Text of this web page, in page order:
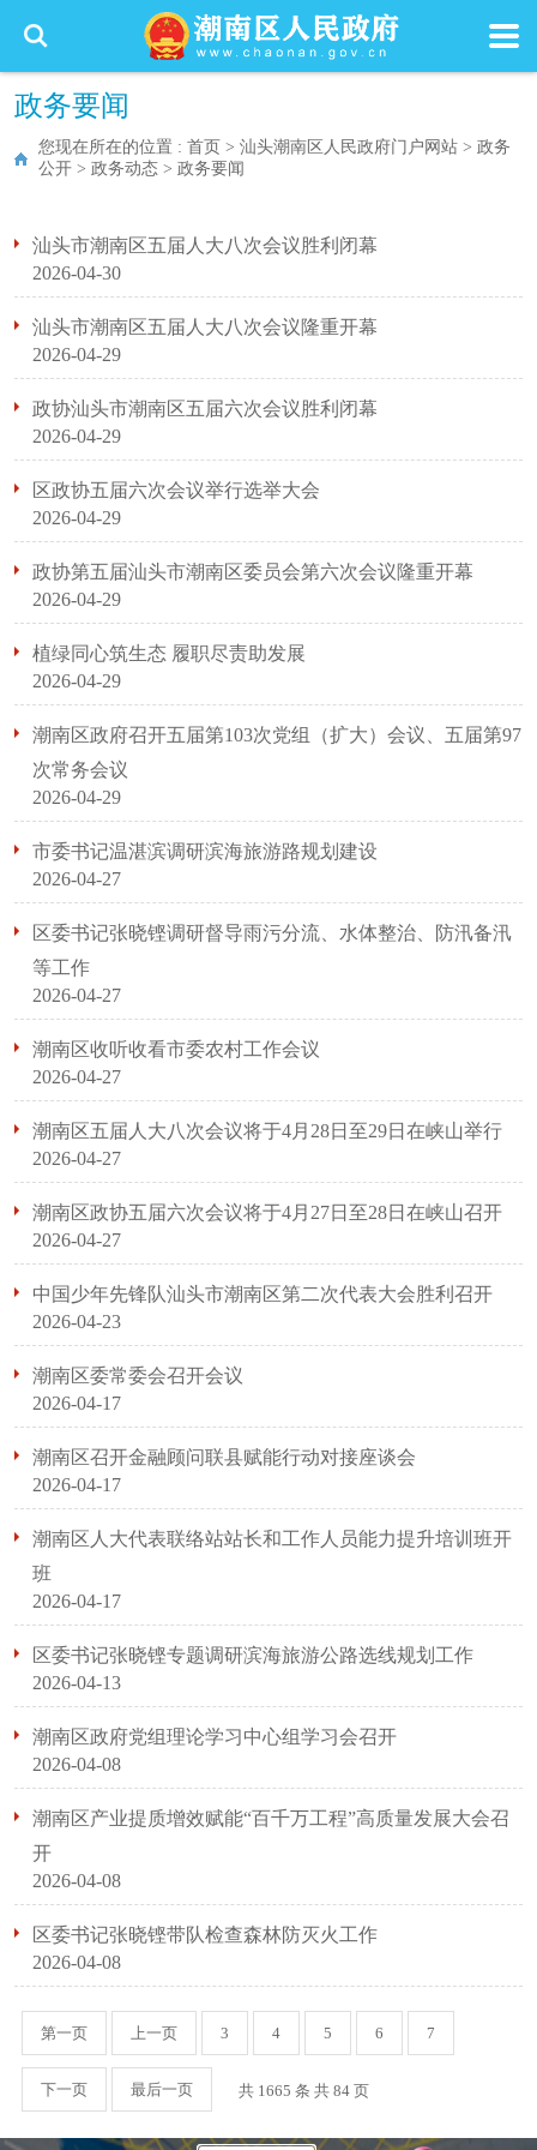
政务要闻
您现在所在的位置 : 首页 > 汕头潮南区人民政府门户网站 > 政务
公开 > 政务动态 > 政务要闻
汕头市潮南区五届人大八次会议胜利闭幕
2026-04-30
汕头市潮南区五届人大八次会议隆重开幕
2026-04-29
政协汕头市潮南区五届六次会议胜利闭幕
2026-04-29
区政协五届六次会议举行选举大会
2026-04-29
政协第五届汕头市潮南区委员会第六次会议隆重开幕
2026-04-29
植绿同心筑生态 履职尽责助发展
2026-04-29
潮南区政府召开五届第103次党组（扩大）会议、五届第97
次常务会议
2026-04-29
市委书记温湛滨调研滨海旅游路规划建设
2026-04-27
区委书记张晓铿调研督导雨污分流、水体整治、防汛备汛
等工作
2026-04-27
潮南区收听收看市委农村工作会议
2026-04-27
潮南区五届人大八次会议将于4月28日至29日在峡山举行
2026-04-27
潮南区政协五届六次会议将于4月27日至28日在峡山召开
2026-04-27
中国少年先锋队汕头市潮南区第二次代表大会胜利召开
2026-04-23
潮南区委常委会召开会议
2026-04-17
潮南区召开金融顾问联县赋能行动对接座谈会
2026-04-17
潮南区人大代表联络站站长和工作人员能力提升培训班开
班
2026-04-17
区委书记张晓铿专题调研滨海旅游公路选线规划工作
2026-04-13
潮南区政府党组理论学习中心组学习会召开
2026-04-08
潮南区产业提质增效赋能“百千万工程”高质量发展大会召
开
2026-04-08
区委书记张晓铿带队检查森林防灭火工作
2026-04-08
第一页 上一页 3 4 5 6 7
下一页 最后一页 共 1665 条 共84 页